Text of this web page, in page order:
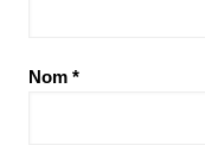
Nom *